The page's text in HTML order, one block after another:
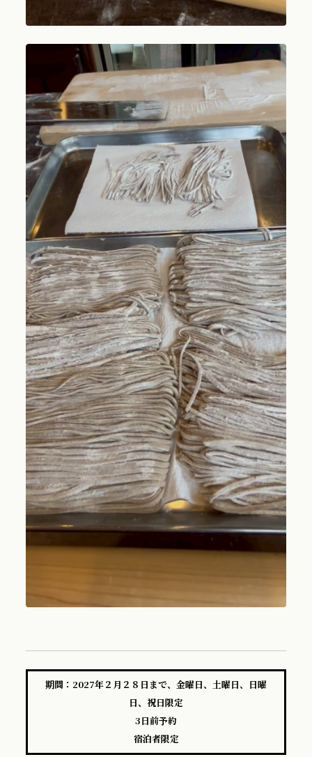
期間：2027年２月２８日まで、金曜日、土曜日、日曜
日、祝日限定
3日前予約
宿泊者限定